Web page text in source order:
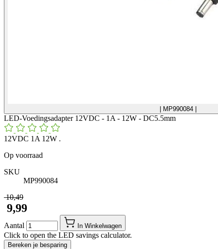
| MP990084 |
LED-Voedingsadapter 12VDC - 1A - 12W - DC5.5mm
12VDC 1A 12W .
Op voorraad
SKU
MP990084
​ 10,49
​ 9,99
Aantal In Winkelwagen
Click to open the LED savings calculator.
Bereken je besparing